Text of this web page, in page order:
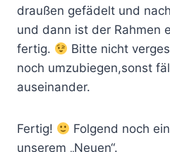
draußen gefädelt und
und dann ist der Rahmen
fertig.
Bitte nicht
noch umzubiegen,sonst
auseinander.
Fertig!
Folgend noch
unserem „Neuen“.